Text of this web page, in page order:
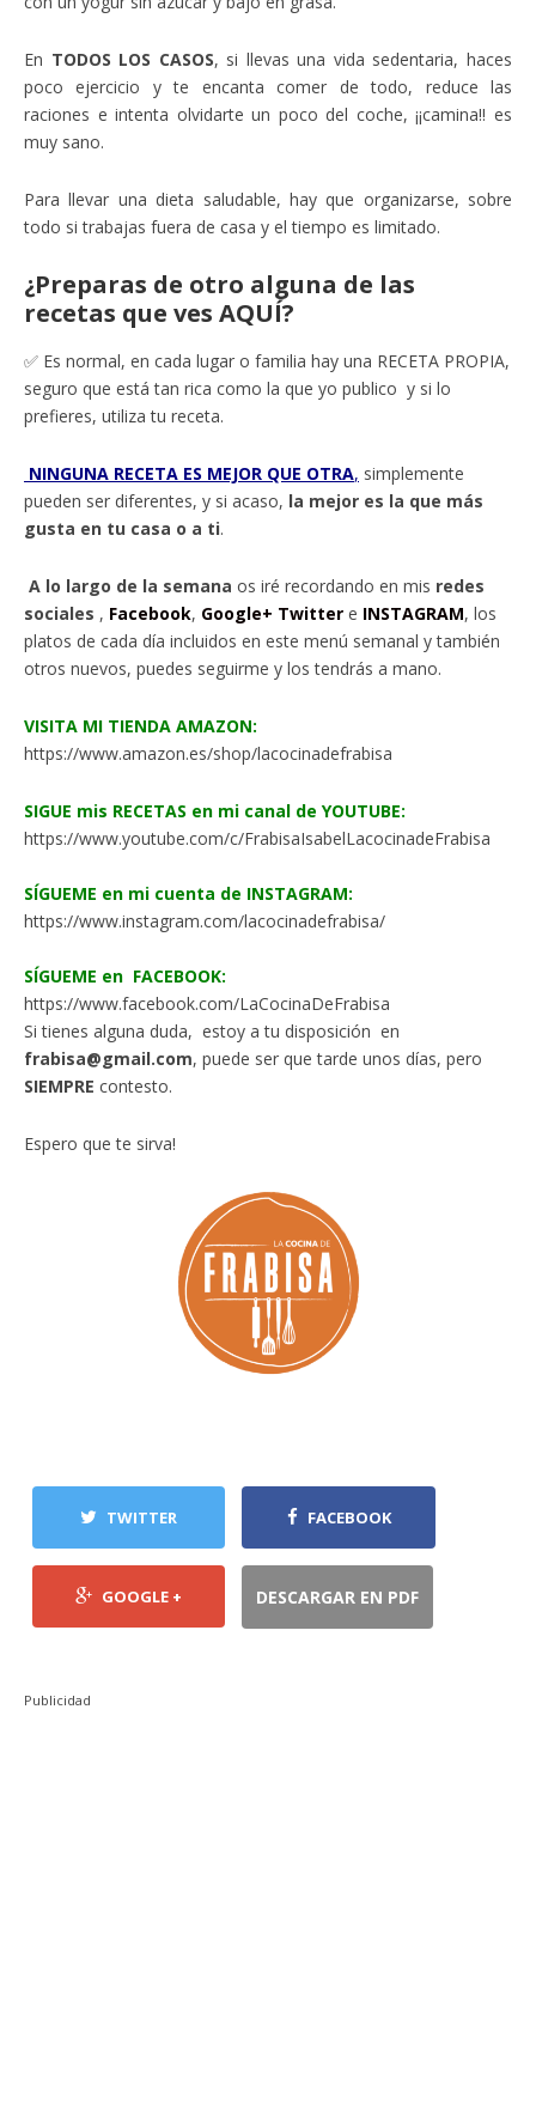
En TODOS LOS CASOS, si llevas una vida sedentaria, haces
poco ejercicio y te encanta comer de todo, reduce las
raciones e intenta olvidarte un poco del coche, ¡¡camina!! es
muy sano.
Para llevar una dieta saludable, hay que organizarse, sobre
todo si trabajas fuera de casa y el tiempo es limitado.
¿Preparas de otro alguna de las
recetas que ves AQUÍ?
✅ Es normal, en cada lugar o familia hay una RECETA PROPIA,
seguro que está tan rica como la que yo publico y si lo
prefieres, utiliza tu receta.
NINGUNA RECETA ES MEJOR QUE OTRA, simplemente
pueden ser diferentes, y si acaso, la mejor es la que más
gusta en tu casa o a ti.
A lo largo de la semana os iré recordando en mis redes
sociales , Facebook, Google+ Twitter e INSTAGRAM, los
platos de cada día incluidos en este menú semanal y también
otros nuevos, puedes seguirme y los tendrás a mano.
VISITA MI TIENDA AMAZON:
https://www.amazon.es/shop/lacocinadefrabisa
SIGUE mis RECETAS en mi canal de YOUTUBE:
https://www.youtube.com/c/FrabisaIsabelLacocinadeFrabisa
SÍGUEME en mi cuenta de INSTAGRAM:
https://www.instagram.com/lacocinadefrabisa/
SÍGUEME en FACEBOOK:
https://www.facebook.com/LaCocinaDeFrabisa
Si tienes alguna duda, estoy a tu disposición en
frabisa@gmail.com, puede ser que tarde unos días, pero
SIEMPRE contesto.
Espero que te sirva!
TWITTER FACEBOOK
GOOGLE + DESCARGAR EN PDF
Publicidad